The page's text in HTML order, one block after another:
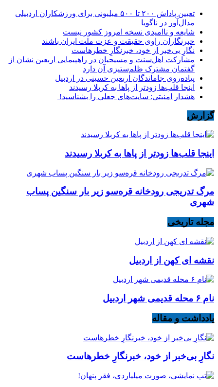
تعیین پاداش ۲۰۰ تا ۵۰۰ میلیونی برای ورزشکاران اردبیلی
مدال‌آور در ناگویا
شایعه و ناامیدی نسخه امروز کشور نیست
خبرنگاران راوی حقیقت و عزت ملت ایران باشند
نگارِ بی‌خبر از خود، خبرنگارِ خطرهاست
مشارکت اهل‌سنت و مسیحیان در راهپیمایی اربعین نشان از
گفتمان مشترک ظلم‌ستیزی آن دارد
پیاده‌روی جاماندگان اربعین حسینی در اردبیل
اینجا قلب‌ها زودتر از پاها به کربلا رسیدند
هشدار امنیتی: سایت‌های جعلی را بشناسید!
گزارش
اینجا قلب‌ها زودتر از پاها به کربلا رسیدند
مرگ تدریجی رودخانه قره‌سو زیر بار سنگین پساب
شهری
مجله تاریخی
نقشه ای کهن از اردبیل
نام ۶ محله قدیمی شهر اردبیل
یادداشت و مقاله
نگارِ بی‌خبر از خود، خبرنگارِ خطرهاست